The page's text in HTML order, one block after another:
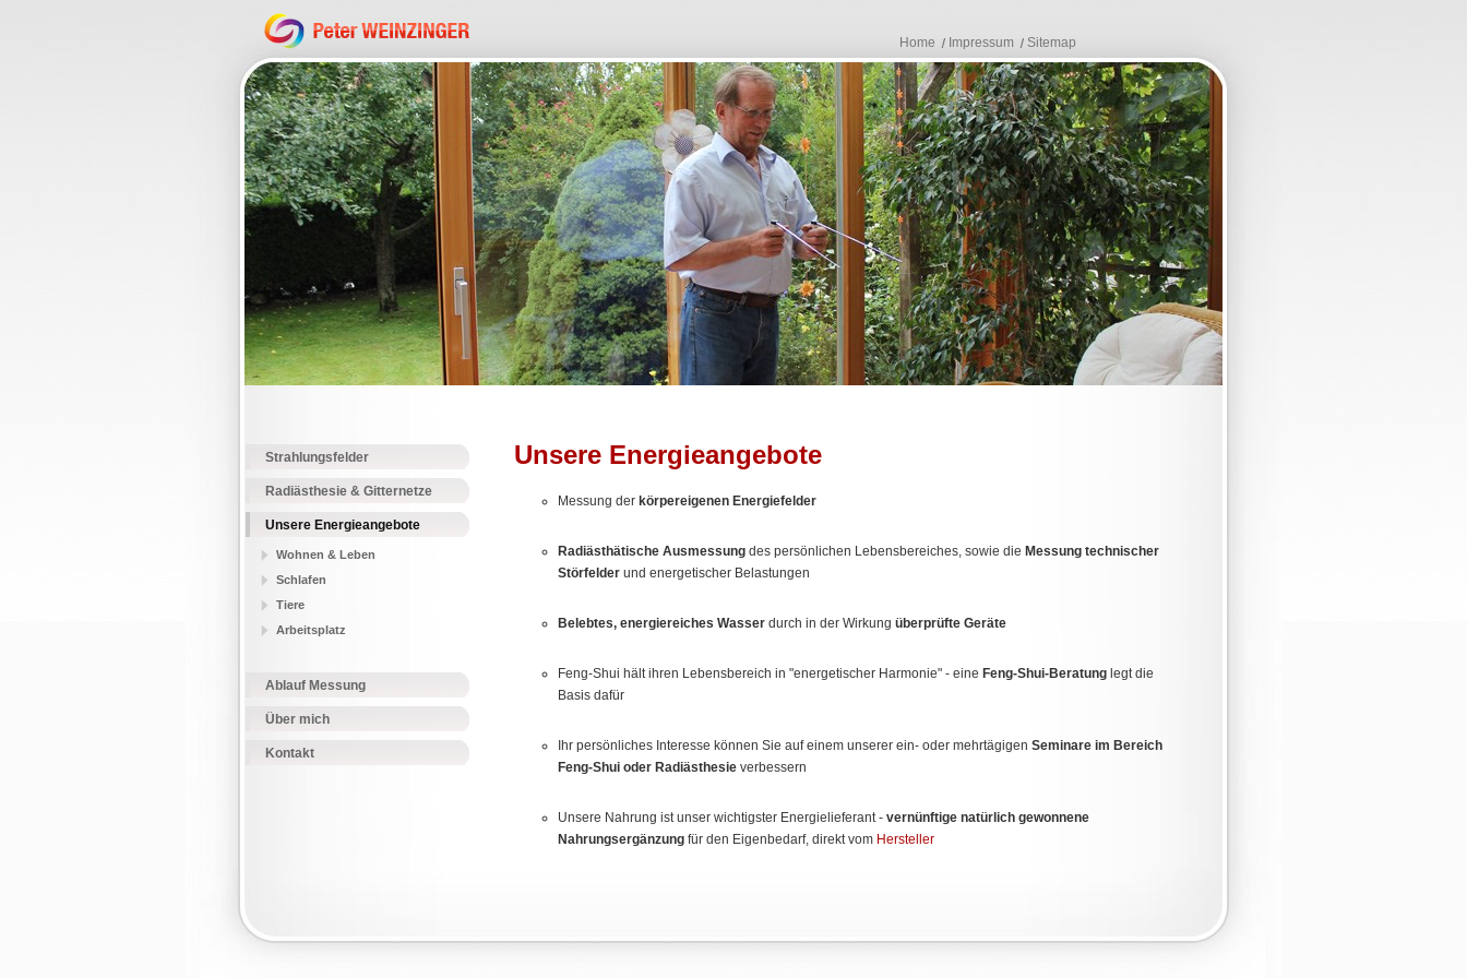
Home Impressum Sitemap
Strahlungsfelder
Radiästhesie & Gitternetze
Unsere Energieangebote
Wohnen & Leben
Schlafen
Tiere
Arbeitsplatz
Ablauf Messung
Über mich
Kontakt
Unsere Energieangebote
Messung der körpereigenen Energiefelder
Radiästhätische Ausmessung des persönlichen Lebensbereiches, sowie die Messung technischer
Störfelder und energetischer Belastungen
Belebtes, energiereiches Wasser durch in der Wirkung überprüfte Geräte
Feng-Shui hält ihren Lebensbereich in "energetischer Harmonie" - eine Feng-Shui-Beratung legt die
Basis dafür
Ihr persönliches Interesse können Sie auf einem unserer ein- oder mehrtägigen Seminare im Bereich
Feng-Shui oder Radiästhesie verbessern
Unsere Nahrung ist unser wichtigster Energielieferant - vernünftige natürlich gewonnene
Nahrungsergänzung für den Eigenbedarf, direkt vom Hersteller